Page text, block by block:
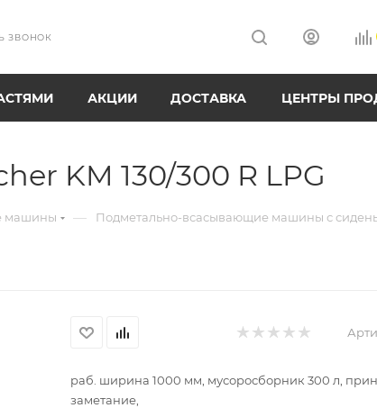
ЗВОНОК
АКЦИИ ДОСТАВКА ЦЕНТРЫ
KM 130/300 R LPG
машины — Подметально-всасывающие машины с
раб. ширина 1000 мм, мусоросборник 300 л,
заметание,